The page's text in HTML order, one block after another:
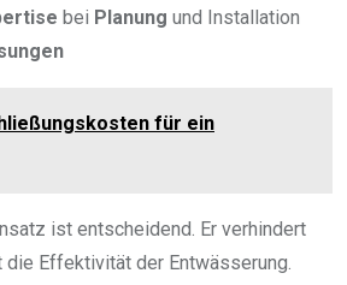
bei Planung und Installation
für ein
ist entscheidend. Er verhindert
Effektivität der Entwässerung.